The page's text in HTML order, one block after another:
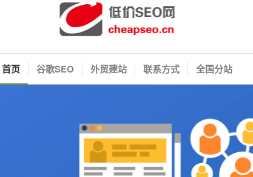
首页 谷歌SEO 外贸建站 联系方式 全国分站